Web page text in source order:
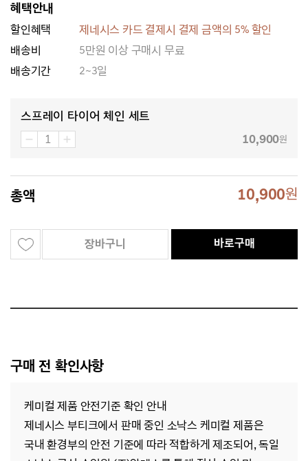
혜택안내
할인혜택
제네시스 카드 결제시 결제 금액의 5% 할인
배송비
5만원 이상 구매시 무료
배송기간
2~3일
스프레이 타이어 체인 세트
10,900원
총액 10,900원
장바구니 바로구매
구매 전 확인사항
케미컬 제품 안전기준 확인 안내
제네시스 부티크에서 판매 중인 소낙스 케미컬 제품은
국내 환경부의 안전 기준에 따라 적합하게 제조되어,독일